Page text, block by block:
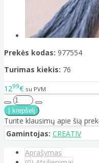
Prekės kodas: 977554
Turimas kiekis: 76
1299€ su PVM
Turite klausimų apie šią
Gamintojas: CREATIV
Aprašymas